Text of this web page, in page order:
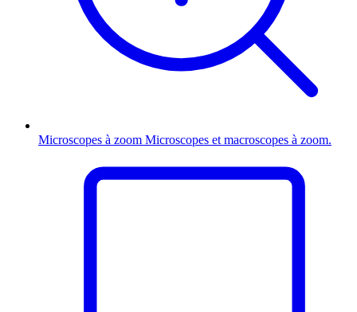
Microscopes à zoom Microscopes et macroscopes à zoom.